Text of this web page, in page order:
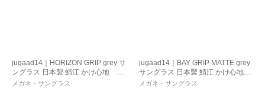
jugaad14｜HORIZON GRIP grey サ
ングラス 日本製 鯖江 かけ心地 ス
トレスフリー 機能性レンズ 紫外線
メガネ・サングラス
jugaad14｜BAY GRIP MATTE grey
サングラス 日本製 鯖江 かけ心地
ストレスフリー 機能性レンズ 紫外
メガネ・サングラス